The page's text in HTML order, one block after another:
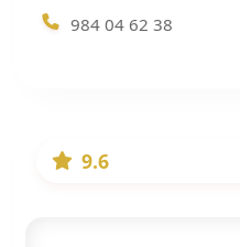
984 04 62 38
9.6